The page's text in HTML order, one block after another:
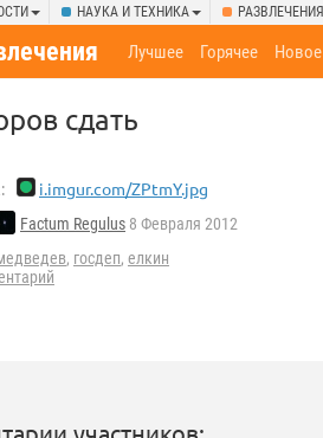
НАУКА И ТЕХНИКА РАЗВЛЕЧЕНИЯ
Лучшее Горячее Новое
сдать
i.imgur.com/ZPtmY.jpg
Factum Regulus 8 Февраля 2012
, госдеп, елкин